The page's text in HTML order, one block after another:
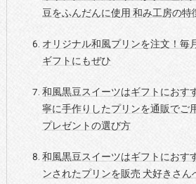
豆をふんだんに使用 和み工房の特
オリジナル和風プリンを注文！毎
ギフトにもぜひ
和風黒豆スイーツはギフトにおす
寧に手作りしたプリンを通販でご
プレゼントの選び方
和風黒豆スイーツはギフトにおす
ンされたプリンを販売 犬好きさ